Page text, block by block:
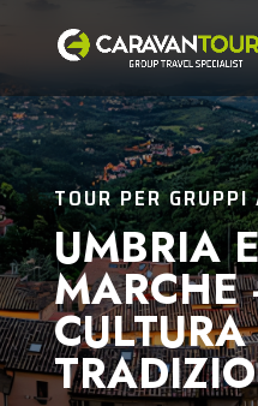
TOUR PER
UMBRIA
MARCHE